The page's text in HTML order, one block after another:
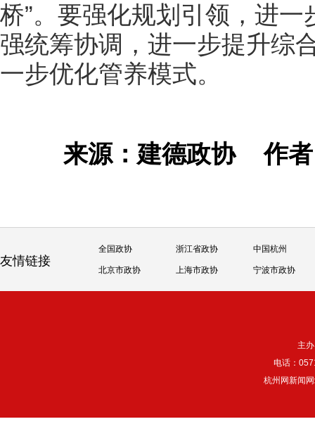
桥”。要强化规划引领，进
强统筹协调，进一步提升综
一步优化管养模式。
来源：建德政协作
友情链接
全国政协 浙江省政协 中国杭州
北京市政协 上海市政协 宁波市政协
主
电话：
杭州网新闻